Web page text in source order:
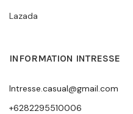
Lazada
INFORMATION INTRESSE
Intresse.casual@gmail.com
+6282295510006